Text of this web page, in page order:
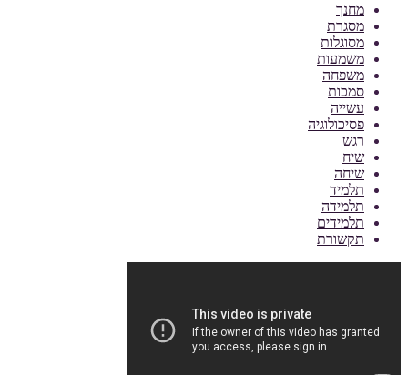
מחנך
מסגרת
מסוגלות
משמעות
משפחה
סמכות
עשייה
פסיכולוגיה
רגש
שיח
שיחה
תלמיד
תלמידה
תלמידים
תקשורת